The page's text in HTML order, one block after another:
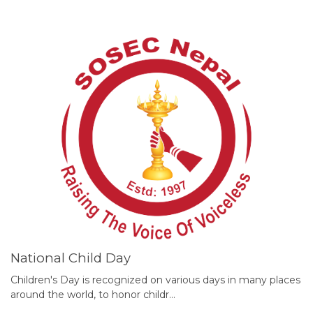
National Child Day
Children's Day is recognized on various days in many places
around the world, to honor childr…